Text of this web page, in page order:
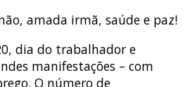
amada irmã, saúde e paz!
dia do trabalhador e
manifestações – com
O número de